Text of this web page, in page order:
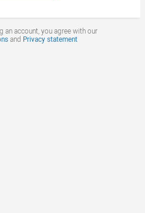
an account, you agree with our
and Privacy statement